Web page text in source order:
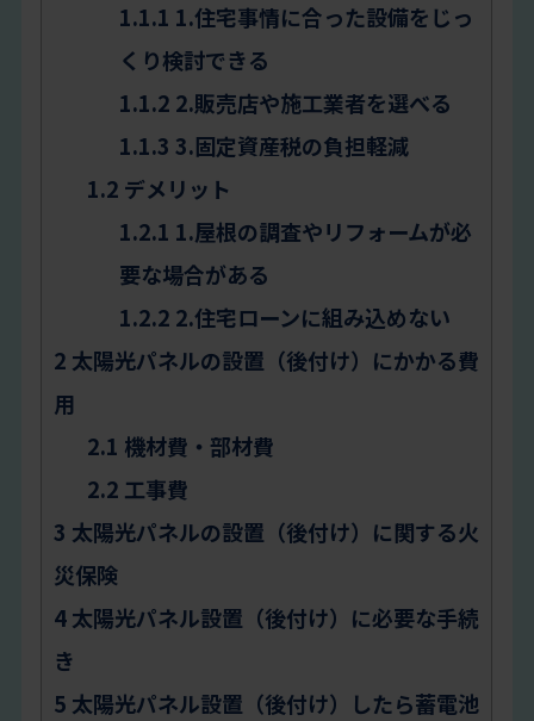
1.1.1 1.住宅事情に合った設備をじっ
くり検討できる
1.1.2 2.販売店や施工業者を選べる
1.1.3 3.固定資産税の負担軽減
1.2 デメリット
1.2.1 1.屋根の調査やリフォームが必
要な場合がある
1.2.2 2.住宅ローンに組み込めない
2 太陽光パネルの設置（後付け）にかかる費
用
2.1 機材費・部材費
2.2 工事費
3 太陽光パネルの設置（後付け）に関する火
災保険
4太陽光パネル設置（後付け）に必要な手続
き
5 太陽光パネル設置（後付け）したら蓄電池